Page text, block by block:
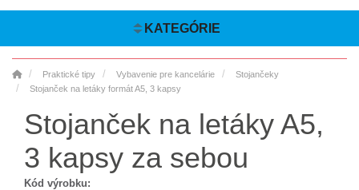
KATEGÓRIE
Praktické tipy Vybavenie pre kancelárie
Stojančeky
Stojanček na letáky formát A5, 3 kapsy
Stojanček na letáky A5,
3 kapsy za sebou
Kód výrobku: